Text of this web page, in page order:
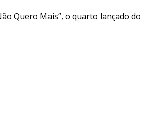
Quero Mais”, o quarto lançado do